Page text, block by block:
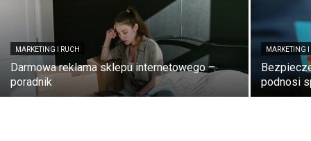
MARKETING I RUCH
Darmowa reklama sklepu internetowego –
poradnik
MARKETING
podnosi